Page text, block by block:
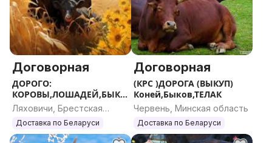
Договорная
ДОРОГО:
КОРОВЫ,ЛОШАДЕЙ,БЫКО
В
Ляховичи, Брестская
область
Доставка по Беларуси
Договорная
(КРС )ДОРОГА (ВЫКУП)
Коней,Быков,ТЕЛАК
Червень, Минская область
Доставка по Беларуси